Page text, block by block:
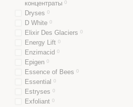
концентраты 0
Dryses 0
D White 0
Elixir Des Glaciers 0
Energy Lift 0
Enzimacid 0
Epigen 0
Essence of Bees 0
Essential 0
Estryses 0
Exfoliant 0